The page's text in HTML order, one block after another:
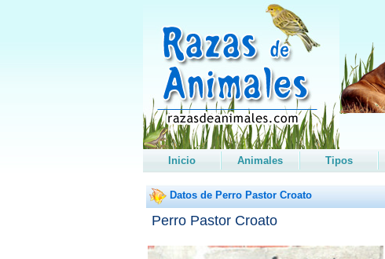
Inicio Animales Tipos
Datos de Perro Pastor Croato
Perro Pastor Croato